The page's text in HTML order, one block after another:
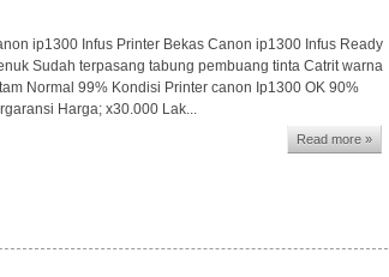
ip1300 Infus Printer Bekas Canon ip1300 Infus Ready
Sudah terpasang tabung pembuang tinta Catrit warna
Normal 99% Kondisi Printer canon Ip1300 OK 90%
Harga; x30.000 Lak...
Read more »